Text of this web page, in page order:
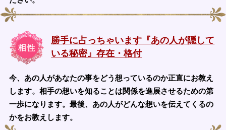
勝手に占っちゃいます『あの人が隠して
いる秘密』存在・格付
今、あの人があなたの事をどう想っているのか正直にお教え
します。相手の想いを知ることは関係を進展させるための第
一歩になります。最後、あの人がどんな想いを伝えてくるの
かをお教えします。